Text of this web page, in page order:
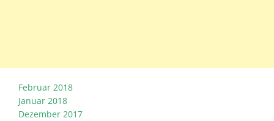
Februar 2018
Januar 2018
Dezember 2017